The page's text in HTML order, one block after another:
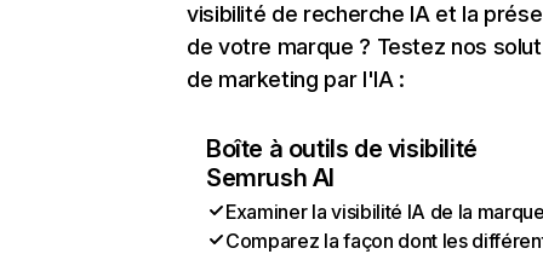
visibilité de recherche IA et la
de votre marque ? Testez nos
de marketing par l'IA :
Boîte à outils de visibilité
Semrush AI
Examiner la visibilité IA de la
Comparez la façon dont les